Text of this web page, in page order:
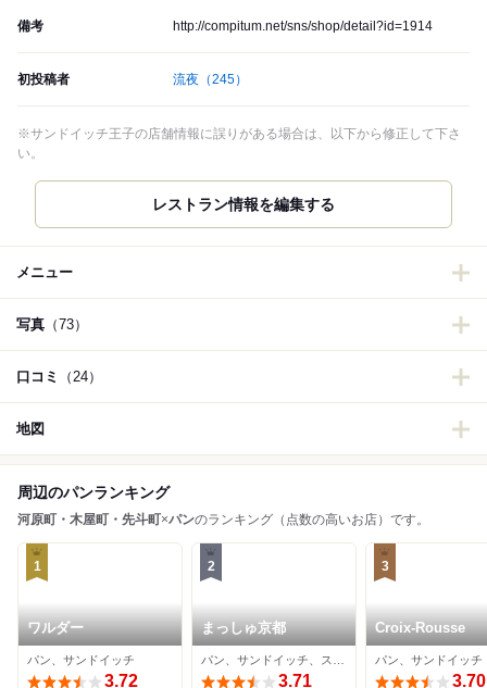
備考 http://compitum.net/sns/shop/detail?id=1914
初投稿者 流夜 （245）
※サンドイッチ王子の店舗情報に誤りがある場合は、以下から修正して下さ
い。
レストラン情報を編集する
メニュー
写真 （73）
口コミ （24）
地図
周辺のパンランキング
河原町・木屋町・先斗町×パンのランキング（点数の高いお店）です。
1
ワルダー
パン、サンドイッチ
3.72
2
まっしゅ京都
3.71
3
Croix-Rousse
パン、サンドイッチ
3.70